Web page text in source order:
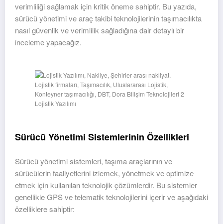
verimliliği sağlamak için kritik öneme sahiptir. Bu yazıda,
sürücü yönetimi ve araç takibi teknolojilerinin taşımacılıkta
nasıl güvenlik ve verimlilik sağladığına dair detaylı bir
inceleme yapacağız.
Lojistik Yazılımı
Sürücü Yönetimi Sistemlerinin Özellikleri
Sürücü yönetimi sistemleri, taşıma araçlarının ve
sürücülerin faaliyetlerini izlemek, yönetmek ve optimize
etmek için kullanılan teknolojik çözümlerdir. Bu sistemler
genellikle GPS ve telematik teknolojilerini içerir ve aşağıdaki
özelliklere sahiptir: